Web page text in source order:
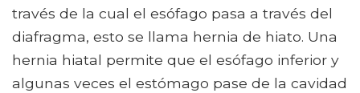
través de la cual el esófago pasa a través del
diafragma, esto se llama hernia de hiato. Una
hernia hiatal permite que el esófago inferior y
algunas veces el estómago pase de la cavidad